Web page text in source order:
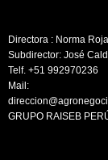
Directora : Norma
Subdirector: José
Telf. +51 992970236
Mail:
GRUPO RAISEB